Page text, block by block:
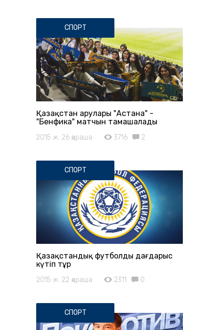
СПОРТ
Қазақстан арулары "Астана" -
"Бенфика" матчын тамашалады
2015 ж. 26 қараша 3716 2
СПОРТ
Қазақстандық футболды дағдарыс
күтіп тұр
2015 ж. 22 қараша 2311 0
СПОРТ